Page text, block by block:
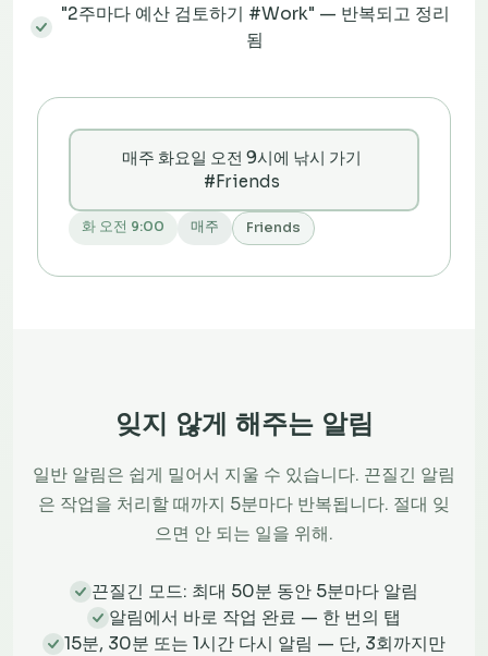
"2주마다 예산 검토하기 #Work" — 반복되고 정리
됨
매주 화요일 오전 9시에 낚시 가기
#Friends
화 오전 9:00 매주 Friends
잊지 않게 해주는 알림
일반 알림은 쉽게 밀어서 지울 수 있습니다. 끈질긴 알림
은 작업을 처리할 때까지 5분마다 반복됩니다. 절대 잊
으면 안 되는 일을 위해.
끈질긴 모드: 최대 50분 동안 5분마다 알림
알림에서 바로 작업 완료 — 한 번의 탭
15분, 30분 또는 1시간 다시 알림 — 단, 3회까지만